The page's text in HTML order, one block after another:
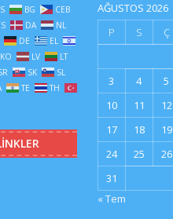
BG
CEB
DA
NL
DE
EL
KO LV
LT
SK
SL
TE
TH
AĞUSTOS 2026
P
S Ç
3
4 5
10
11 12
17
18 19
24
25 26
31
« Tem